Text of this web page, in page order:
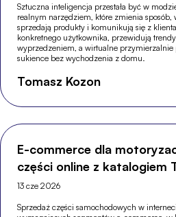
Sztuczna inteligencja przestała być w
realnym narzędziem, które zmienia sposób,
sprzedają produkty i komunikują się z
konkretnego użytkownika, przewidują
wyprzedzeniem, a wirtualne przymierzalnie
sukience bez wychodzenia z domu.
Tomasz Kozon
E-commerce dla
części online z katalogiem
13 cze 2026
Sprzedaż części samochodowych w